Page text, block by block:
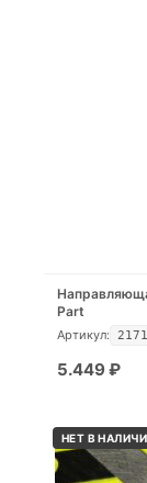
Part
Артикул:
5.449 ₽
НЕТ В